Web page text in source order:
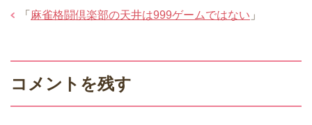
「 麻雀格闘倶楽部の天井は999ゲームではない 」
コメントを残す